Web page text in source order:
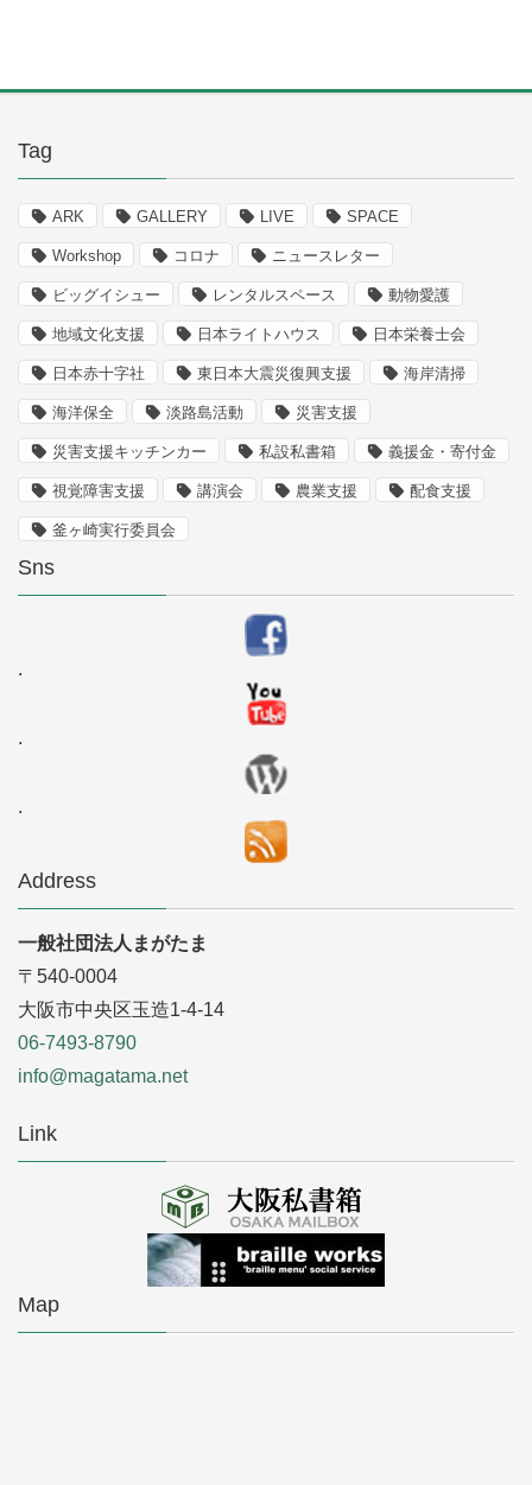
Tag
ARK GALLERY LIVE SPACE
Workshop コロナ ニュースレター
ビッグイシュー レンタルスペース 動物愛護
地域文化支援 日本ライトハウス 日本栄養士会
日本赤十字社 東日本大震災復興支援 海岸清掃
海洋保全 淡路島活動 災害支援
災害支援キッチンカー 私設私書箱 義援金・寄付金
視覚障害支援 講演会 農業支援 配食支援
釜ヶ崎実行委員会
Sns
.
.
.
Address
一般社団法人まがたま
〒540-0004
大阪市中央区玉造1-4-14
06-7493-8790
info@magatama.net
Link
Map